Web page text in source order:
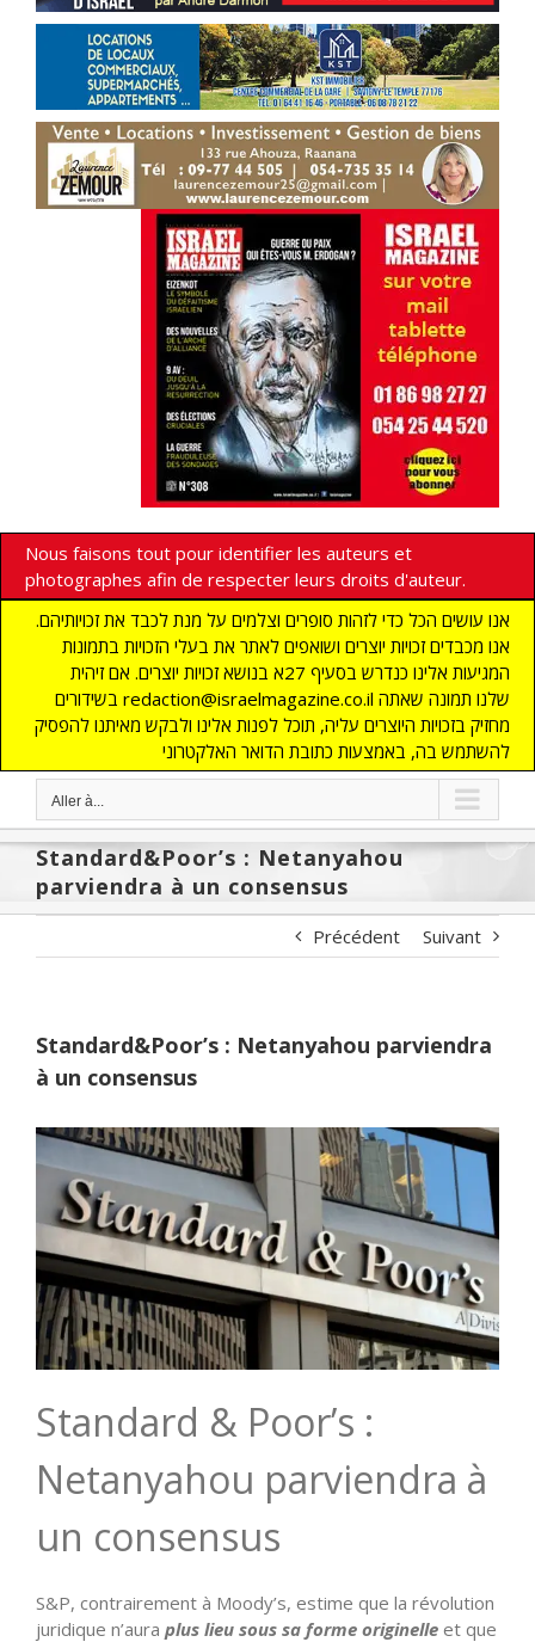
Nous faisons tout pour identifier les auteurs et
photographes afin de respecter leurs droits d'auteur.
אנו עושים הכל כדי לזהות סופרים וצלמים על מנת לכבד את זכויותיהם.
אנו מכבדים זכויות יוצרים ושואפים לאתר את בעלי הזכויות בתמונות
המגיעות אלינו כנדרש בסעיף 27א בנושא זכויות יוצרים. אם זיהית
בשידורים redaction@israelmagazine.co.il שלנו תמונה שאתה
מחזיק בזכויות היוצרים עליה, תוכל לפנות אלינו ולבקש מאיתנו להפסיק
להשתמש בה, באמצעות כתובת הדואר האלקטרוני
Aller à...
Standard&Poor’s : Netanyahou
parviendra à un consensus
Précédent Suivant
Standard&Poor’s : Netanyahou parviendra
à un consensus
Standard & Poor’s :
Netanyahou parviendra à
un consensus
S&P, contrairement à Moody’s, estime que la révolution
juridique n’aura plus lieu sous sa forme originelle et que